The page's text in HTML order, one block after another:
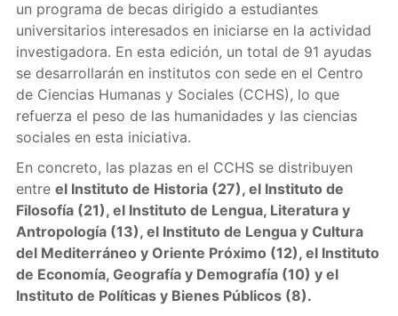
un programa de becas dirigido a estudiantes
universitarios interesados en iniciarse en la actividad
investigadora. En esta edición, un total de 91 ayudas
se desarrollarán en institutos con sede en el Centro
de Ciencias Humanas y Sociales (CCHS), lo que
refuerza el peso de las humanidades y las ciencias
sociales en esta iniciativa.
En concreto, las plazas en el CCHS se distribuyen
entre el Instituto de Historia (27), el Instituto de
Filosofía (21), el Instituto de Lengua, Literatura y
Antropología (13), el Instituto de Lengua y Cultura
del Mediterráneo y Oriente Próximo (12), el Instituto
de Economía, Geografía y Demografía (10) y el
Instituto de Políticas y Bienes Públicos (8).